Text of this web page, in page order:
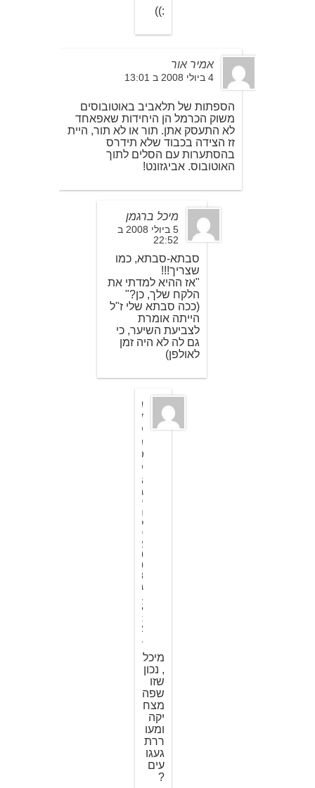
:))
אמיר אור
4 ביולי 2008 ב 13:01
הספתות של תלאביב באוטובוסים
משוק הכרמל הן היחידות שאפאחד
לא התעסק אתן. תור או לא תור, היית
זז הצידה בכבוד שלא תידרס
בהסתערות עם הסלים לתוך
האוטובוס. אביגזונט!
מיכל ברגמן
5 ביולי 2008 ב
22:52
סבתא-סבתא, כמו
שצריך!!!
"אז ההיא למדתי את
הלקח שלך, כן?"
(ככה סבתא שלי ז"ל
הייתה אומרת
לצביעת השיער, כי
גם לה לא היה זמן
לאולפן)
ה
ד
ס
מ
ט
ס
6
ב
י
ו
ל
י
2
0
0
8
ב
1
5
:
2
1
מיכל
, נכון
שזו
שפה
מצח
יקה
ומעו
ררת
געגו
עים
?